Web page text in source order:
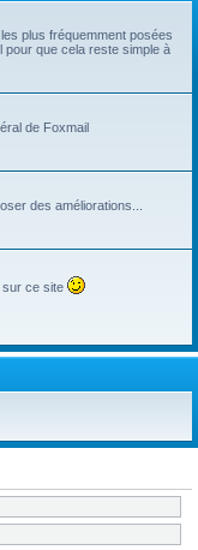
plus fréquemment posées
que cela reste simple à
de Foxmail
des améliorations...
sur ce site